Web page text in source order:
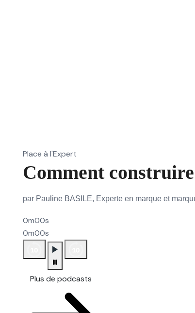
Place à l'Expert
Comment
par Pauline BASILE, Experte en marque et
0m00s
0m00s
Plus de podcasts